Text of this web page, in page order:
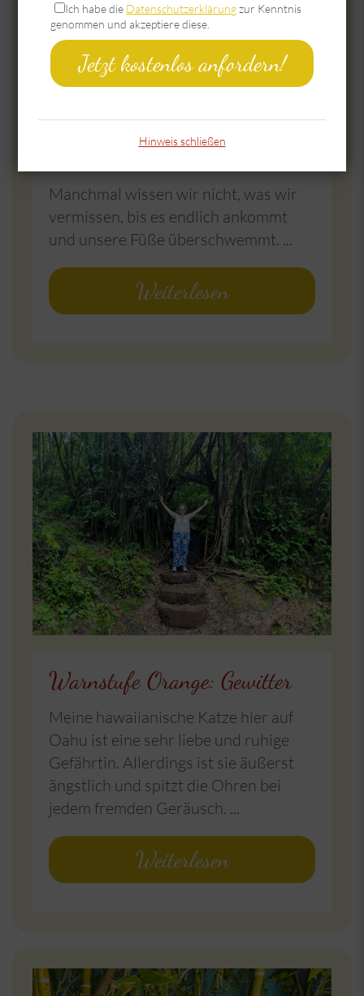
Manchmal wissen wir nicht, was wir
vermissen, bis es endlich ankommt
und unsere Füße überschwemmt. ...
Weiterlesen
Warnstufe Orange: Gewitter
Meine hawaiianische Katze hier auf
Oahu ist eine sehr liebe und ruhige
Gefährtin. Allerdings ist sie äußerst
ängstlich und spitzt die Ohren bei
jedem fremden Geräusch. ...
Weiterlesen
*Datenschutz:
Ich habe die Datenschutzerklärungzur Kenntnis
genommen und akzeptiere diese.
Jetzt kostenlos anfordern!
Hinweis schließen